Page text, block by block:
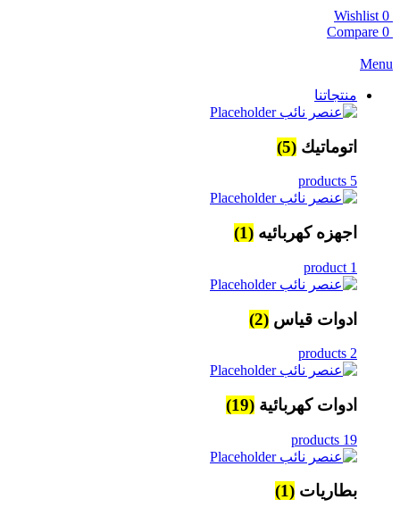
0
Wishlist
0
Compare
Menu
منتجاتنا
اتوماتيك (5)
5 products
اجهزه كهربائيه (1)
1 product
ادوات قياس (2)
2 products
ادوات كهربائية (19)
19 products
بطاريات (1)